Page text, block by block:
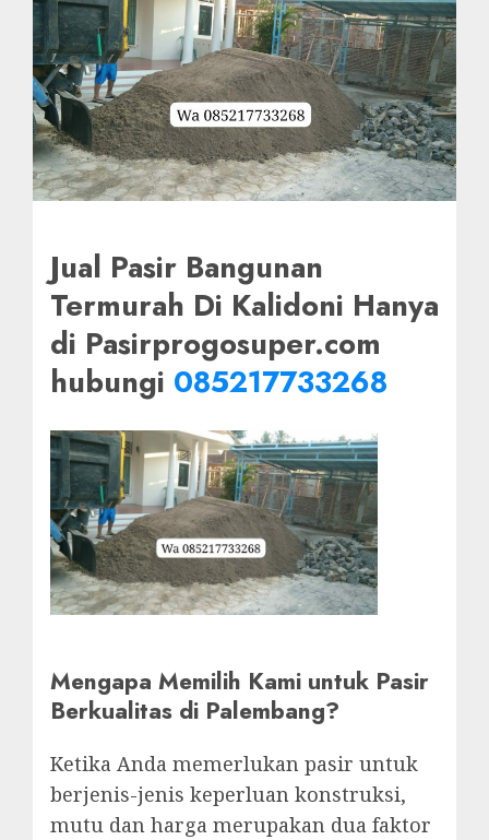
Jual Pasir Bangunan
Termurah Di Kalidoni Hanya
di Pasirprogosuper.com
hubungi 085217733268
Mengapa Memilih Kami untuk Pasir
Berkualitas di Palembang?
Ketika Anda memerlukan pasir untuk
berjenis-jenis keperluan konstruksi,
mutu dan harga merupakan dua faktor